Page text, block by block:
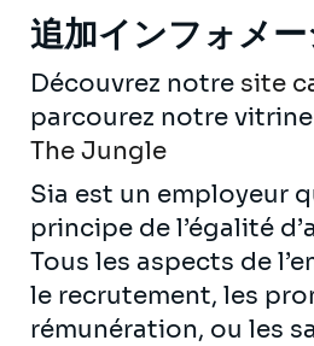
追加インフォメ
Découvrez notre site
parcourez notre vitrine
The Jungle
Sia est un employeur
principe de l’égalité
Tous les aspects de
le recrutement, les
rémunération, ou les